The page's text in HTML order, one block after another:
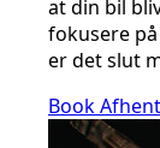
at din bil
fokusere
er det slut
Book